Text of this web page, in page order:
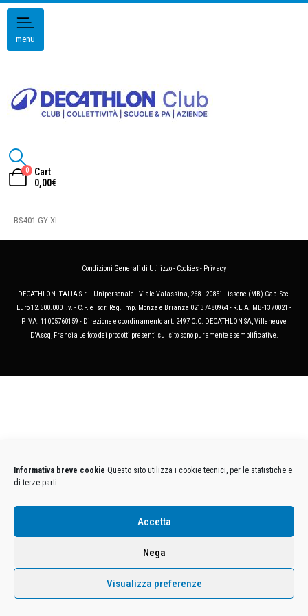
Informativa breve cookie Questo sito utilizza i cookie tecnici, per le statistiche e
di terze parti.
Accetta
Nega
Visualizza preferenze
menu
0
Cart
0,00€
BS401-GY-XL
Condizioni Generali di Utilizzo- Cookies- Privacy
DECATHLON ITALIA S.r.l. Unipersonale - Viale Valassina, 268 - 20851 Lissone (MB) Cap. Soc.
Euro 12.500.000 i.v. - C.F. e Iscr. Reg. Imp. Monza e Brianza 02137480964 - R.E.A. MB-1370021 -
P.IVA. 11005760159 - Direzione e coordinamento art. 2497 C.C. DECATHLON SA, Villeneuve
D'Ascq, Francia Le foto dei prodotti presenti sul sito sono puramente esemplificative.